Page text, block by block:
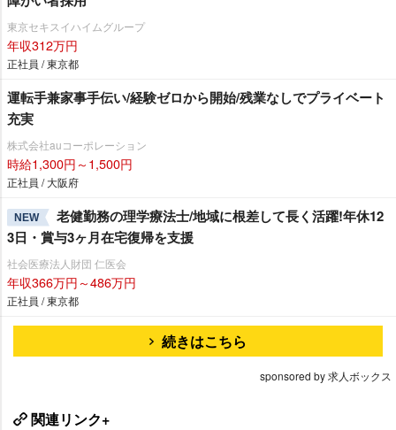
東京セキスイハイムグループ
年収312万円
正社員 / 東京都
運転手兼家事手伝い/経験ゼロから開始/残業なしでプライベート
充実
株式会社auコーポレーション
時給1,300円～1,500円
正社員 / 大阪府
NEW
老健勤務の理学療法士/地域に根差して長く活躍!年休12
3日・賞与3ヶ月在宅復帰を支援
社会医療法人財団 仁医会
年収366万円～486万円
正社員 / 東京都
続きはこちら
sponsored by 求人ボックス
関連リンク+